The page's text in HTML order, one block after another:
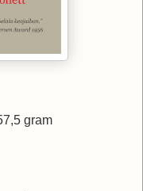
gram